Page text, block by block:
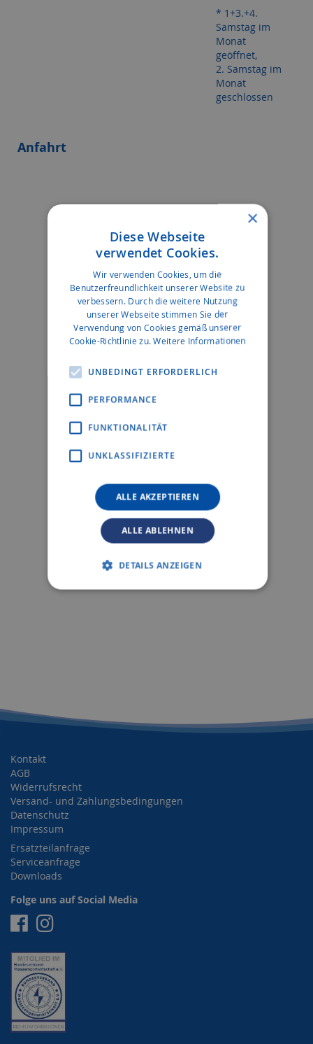
* 1+3.+4.
Samstag im
Monat
geöffnet,
2. Samstag im
Monat
geschlossen
Anfahrt
Kontakt
AGB
Widerrufsrecht
Versand- und Zahlungsbedingungen
Datenschutz
Impressum
Ersatzteilanfrage
Serviceanfrage
Downloads
Folge uns auf Social Media
Facebook
Instagram
×
Diese Webseite
verwendet Cookies.
Wir verwenden Cookies, um die
Benutzerfreundlichkeit unserer Website zu
verbessern. Durch die weitere Nutzung
unserer Webseite stimmen Sie der
Verwendung von Cookies gemäß unserer
Cookie-Richtlinie zu.Weitere Informationen
UNBEDINGT ERFORDERLICH
PERFORMANCE
FUNKTIONALITÄT
UNKLASSIFIZIERTE
ALLE AKZEPTIEREN
ALLE ABLEHNEN
DETAILS ANZEIGEN